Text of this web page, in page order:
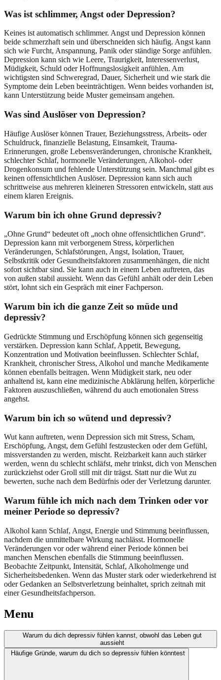
Was ist schlimmer, Angst oder Depression?
Keines ist automatisch schlimmer. Angst und Depression können
beide schmerzhaft sein und überschneiden sich häufig. Angst kann
sich wie Furcht, Anspannung, Panik oder ständige Sorge anfühlen.
Depression kann sich wie Leere, Traurigkeit, Interessenverlust,
Müdigkeit, Schuld oder Hoffnungslosigkeit anfühlen. Am
wichtigsten sind Schweregrad, Dauer, Sicherheit und wie stark die
Symptome dein Leben beeinträchtigen. Wenn beides vorhanden ist,
kann Unterstützung beide Muster gemeinsam angehen.
Was sind Auslöser von Depression?
Häufige Auslöser können Trauer, Beziehungsstress, Arbeits- oder
Schuldruck, finanzielle Belastung, Einsamkeit, Trauma-
Erinnerungen, große Lebensveränderungen, chronische Krankheit,
schlechter Schlaf, hormonelle Veränderungen, Alkohol- oder
Drogenkonsum und fehlende Unterstützung sein. Manchmal gibt es
keinen offensichtlichen Auslöser. Depression kann sich auch
schrittweise aus mehreren kleineren Stressoren entwickeln, statt aus
einem klaren Ereignis.
Warum bin ich ohne Grund depressiv?
„Ohne Grund“ bedeutet oft „noch ohne offensichtlichen Grund“.
Depression kann mit verborgenem Stress, körperlichen
Veränderungen, Schlafstörungen, Angst, Isolation, Trauer,
Selbstkritik oder Gesundheitsfaktoren zusammenhängen, die nicht
sofort sichtbar sind. Sie kann auch in einem Leben auftreten, das
von außen stabil aussieht. Wenn das Gefühl anhält oder dein Leben
stört, lohnt sich ein Gespräch mit einer Fachperson.
Warum bin ich die ganze Zeit so müde und
depressiv?
Gedrückte Stimmung und Erschöpfung können sich gegenseitig
verstärken. Depression kann Schlaf, Appetit, Bewegung,
Konzentration und Motivation beeinflussen. Schlechter Schlaf,
Krankheit, chronischer Stress, Alkohol und manche Medikamente
können ebenfalls beitragen. Wenn Müdigkeit stark, neu oder
anhaltend ist, kann eine medizinische Abklärung helfen, körperliche
Faktoren auszuschließen, während du auch emotionalen Stress
angehst.
Warum bin ich so wütend und depressiv?
Wut kann auftreten, wenn Depression sich mit Stress, Scham,
Erschöpfung, Angst, dem Gefühl festzustecken oder dem Gefühl,
missverstanden zu werden, mischt. Reizbarkeit kann auch stärker
werden, wenn du schlecht schläfst, mehr trinkst, dich von Menschen
zurückziehst oder Groll still mit dir trägst. Statt nur die Wut zu
bewerten, suche nach dem Bedürfnis oder der Verletzung darunter.
Warum fühle ich mich nach dem Trinken oder vor
meiner Periode so depressiv?
Alkohol kann Schlaf, Angst, Energie und Stimmung beeinflussen,
nachdem die unmittelbare Wirkung nachlässt. Hormonelle
Veränderungen vor oder während einer Periode können bei
manchen Menschen ebenfalls die Stimmung beeinflussen.
Beobachte Zeitpunkt, Intensität, Schlaf, Alkoholmenge und
Sicherheitsbedenken. Wenn das Muster stark oder wiederkehrend ist
oder Gedanken an Selbstverletzung beinhaltet, sprich zeitnah mit
einer Gesundheitsfachperson.
Menu
Warum du dich depressiv fühlen kannst, obwohl das Leben gut
aussieht
Häufige Gründe, warum du dich so depressiv fühlen könntest